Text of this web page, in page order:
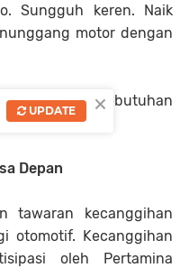
Sungguh keren. Naik
motor dengan
Jawaban Kebutuhan
Kini.
Depan
tawaran kecanggihan
otomotif. Kecanggihan
oleh Pertamina
×
UPDATE